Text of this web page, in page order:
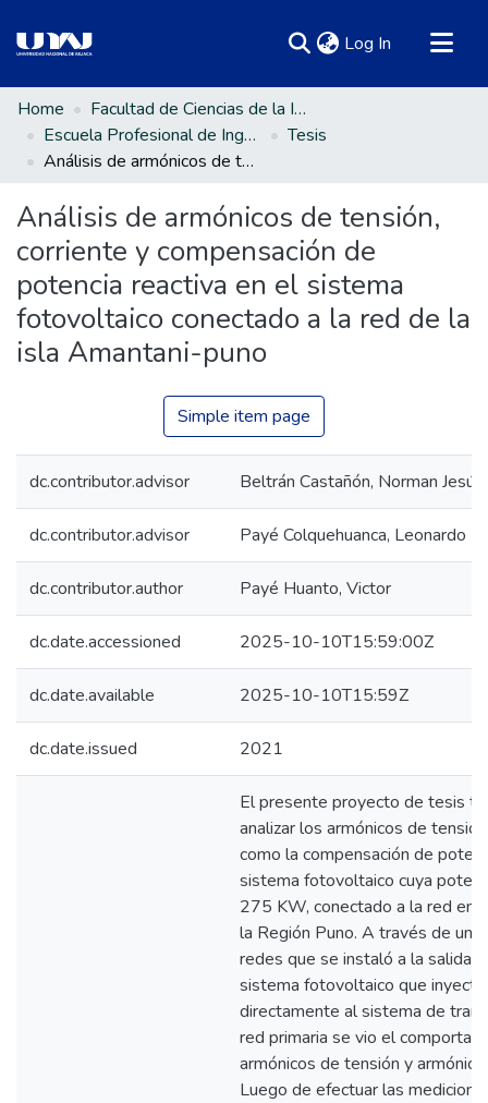
Log In (current)
Communities & Collections
All of DSpace
Statistics
Home
Facultad de Ciencias de la Ingeniería
Escuela Profesional de Ingeniería en Energías Renovables
Tesis
Análisis de armónicos de tensión, corriente y compensación de potencia reactiva en el sistema fotovoltaico conectado a la red de la isla Amantani-puno
Análisis de armónicos de tensión,
corriente y compensación de
potencia reactiva en el sistema
fotovoltaico conectado a la red de la
isla Amantani-puno
Simple item page
dc.contributor.advisor Beltrán Castañón, Norman Jesús
dc.contributor.advisor Payé Colquehuanca, Leonardo
dc.contributor.author Payé Huanto, Victor
dc.date.accessioned 2025-10-10T15:59:00Z
dc.date.available 2025-10-10T15:59Z
dc.date.issued 2021
El presente proyecto de tesis
analizar los armónicos de
como la compensación de
sistema fotovoltaico cuya
275 KW, conectado a la red en
la Región Puno. A través de un
redes que se instaló a la salida
sistema fotovoltaico que inyecta
directamente al sistema de
red primaria se vio el
armónicos de tensión y
Luego de efectuar las